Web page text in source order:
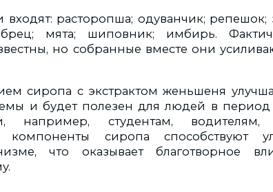
входят: расторопша; одуванчик; репешок;
мята; шиповник; имбирь.
но собранные вместе они
сиропа с экстрактом женьшеня
и будет полезен для людей в период
например, студентам, водителям,
компоненты сиропа способствуют
что оказывает благотворное